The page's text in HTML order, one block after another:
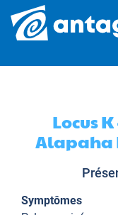
Locus
Alapaha
Symptômes